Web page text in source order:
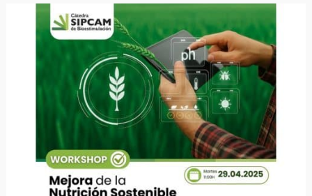
Mejora
de
la
Nutrición
Sostenible
Cultivos